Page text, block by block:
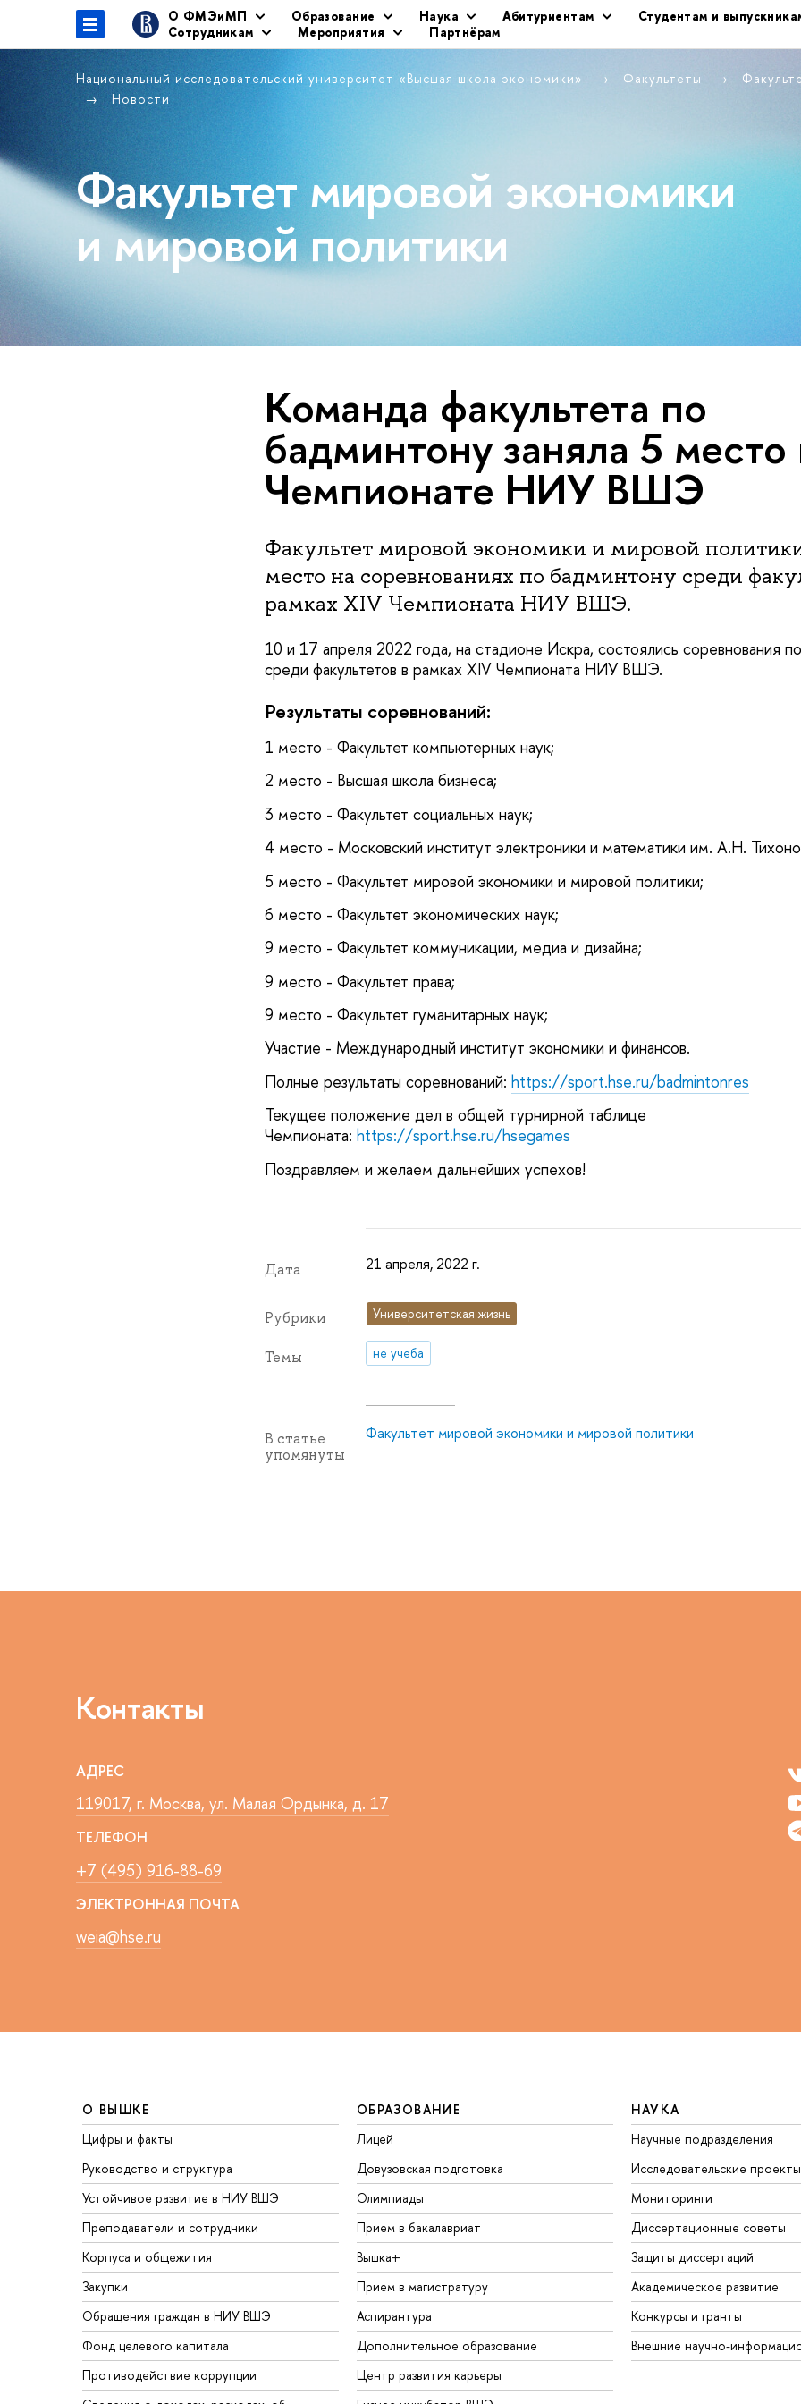
О ФМЭиМП Образование Наука Абитуриентам
Студентам и
Сотрудникам
Мероприятия Партнёрам
Национальный исследовательский университет «Высшая школа экономики» Факультеты
Новости
Факультет мировой экономики
и мировой политики
Команда факультета по
бадминтону заняла 5
Чемпионате НИУ ВШЭ
Факультет мировой экономики и мировой
место на соревнованиях по бадминтону среди
рамках XIV Чемпионата НИУ ВШЭ.
10 и 17 апреля 2022 года, на стадионе Искра, состоялись соревнования
среди факультетов в рамках XIV Чемпионата НИУ ВШЭ.
Результаты соревнований:
1 место - Факультет компьютерных наук;
2 место - Высшая школа бизнеса;
3 место - Факультет социальных наук;
4 место - Московский институт электроники и математики им. А.Н.
5 место - Факультет мировой экономики и мировой политики;
6 место - Факультет экономических наук;
9 место - Факультет коммуникации, медиа и дизайна;
9 место - Факультет права;
9 место - Факультет гуманитарных наук;
Участие - Международный институт экономики и финансов.
Полные результаты соревнований: https://sport.hse.ru/badmintonres
Текущее положение дел в общей турнирной таблице
Чемпионата: https://sport.hse.ru/hsegames
Поздравляем и желаем дальнейших успехов!
Дата 21 апреля, 2022 г.
Рубрики Университетская жизнь
Темы не учеба
В статье
упомянуты
Факультет мировой экономики и мировой политики
Контакты
АДРЕС
119017, г. Москва, ул. Малая Ордынка, д. 17
ТЕЛЕФОН
+7 (495) 916-88-69
ЭЛЕКТРОННАЯ ПОЧТА
weia@hse.ru
О ВЫШКЕ
Цифры и факты
Руководство и структура
Устойчивое развитие в НИУ ВШЭ
Преподаватели и сотрудники
Корпуса и общежития
Закупки
Обращения граждан в НИУ ВШЭ
Фонд целевого капитала
Противодействие коррупции
ОБРАЗОВАНИЕ
Лицей
Довузовская подготовка
Олимпиады
Прием в бакалавриат
Вышка+
Прием в магистратуру
Аспирантура
Дополнительное образование
Центр развития карьеры
НАУКА
Научные подразделения
Исследовательские проекты
Мониторинги
Диссертационные советы
Защиты диссертаций
Академическое развитие
Конкурсы и гранты
Внешние научно-